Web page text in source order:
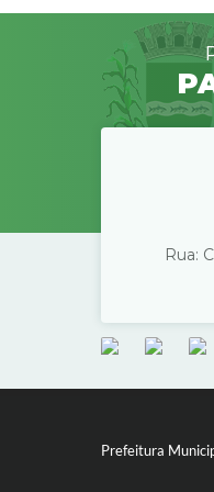
Prefeitura
Rua: